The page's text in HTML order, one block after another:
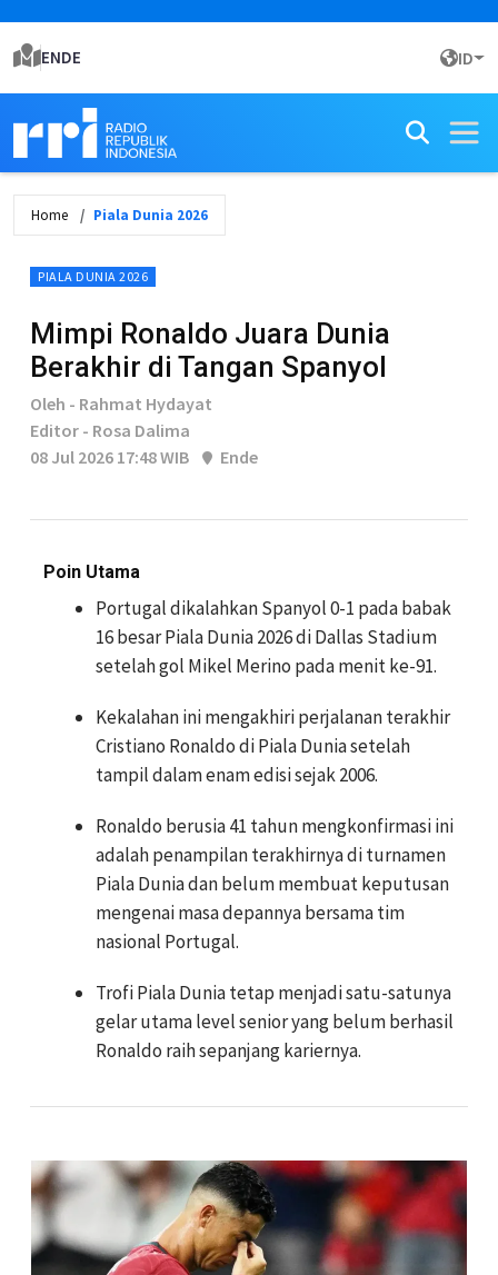
ENDE ID
Home Piala Dunia 2026
PIALA DUNIA 2026
Mimpi Ronaldo Juara Dunia
Berakhir di Tangan Spanyol
Oleh - Rahmat Hydayat
Editor - Rosa Dalima
08 Jul 2026 17:48 WIB
Ende
Poin Utama
Portugal dikalahkan Spanyol 0-1 pada babak
16 besar Piala Dunia 2026 di Dallas Stadium
setelah gol Mikel Merino pada menit ke-91.
Kekalahan ini mengakhiri perjalanan terakhir
Cristiano Ronaldo di Piala Dunia setelah
tampil dalam enam edisi sejak 2006.
Ronaldo berusia 41 tahun mengkonfirmasi ini
adalah penampilan terakhirnya di turnamen
Piala Dunia dan belum membuat keputusan
mengenai masa depannya bersama tim
nasional Portugal.
Trofi Piala Dunia tetap menjadi satu-satunya
gelar utama level senior yang belum berhasil
Ronaldo raih sepanjang kariernya.